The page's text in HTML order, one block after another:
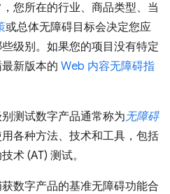
您所在的行业、商品类型、当
或总体无障碍目标会决定您应
级别。如果您的项目没有特定
新版本的 Web 内容无障碍指
测试数字产品通常称为无障碍
各种方法、技术和工具，包括
术 (AT) 测试。
数字产品的基准无障碍功能合